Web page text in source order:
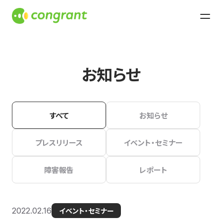
お知らせ
すべて お知らせ
プレスリリース イベント・セミナー
障害報告 レポート
2022.02.16 イベント・セミナー